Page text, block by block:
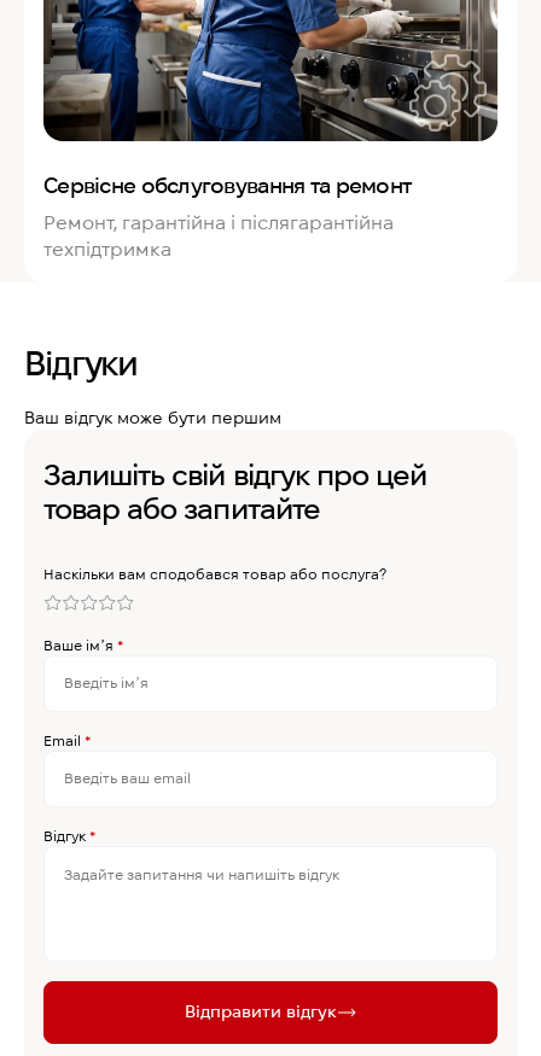
Сервісне обслуговування та ремонт
Ремонт, гарантійна і післягарантійна
техпідтримка
Відгуки
Ваш відгук може бути першим
Залишіть свій відгук про цей
товар або запитайте
Наскільки вам сподобався товар або послуга?
Ваше імʼя *
Email *
Відгук *
Відправити відгук